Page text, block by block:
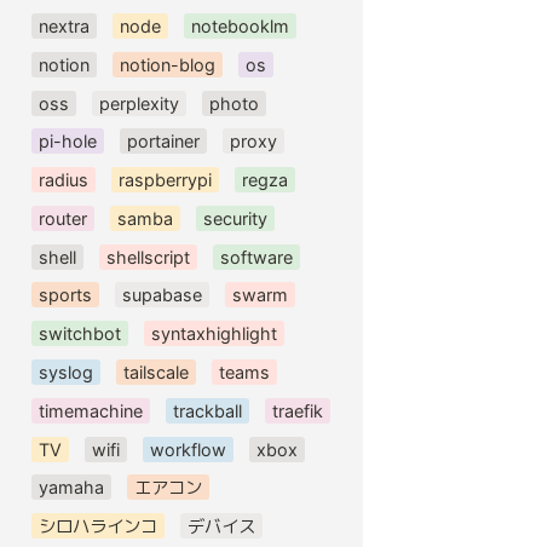
nextra
node
notebooklm
notion
notion-blog
os
oss
perplexity
photo
pi-hole
portainer
proxy
radius
raspberrypi
regza
router
samba
security
shell
shellscript
software
sports
supabase
swarm
switchbot
syntaxhighlight
syslog
tailscale
teams
timemachine
trackball
traefik
TV
wifi workflow
xbox
yamaha
エアコン
シロハラインコ
デバイス